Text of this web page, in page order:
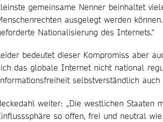
gemeinsame Nenner beinhaltet
ausgelegt werden
Nationalisierung des Internets.“
bedeutet dieser Kompromiss aber
das globale Internet nicht national
selbstverständlich
weiter: „Die westlichen Staaten
so offen, frei und neutral